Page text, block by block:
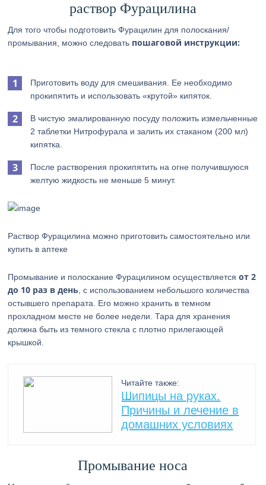
раствор Фурацилина
Для того чтобы подготовить Фурацилин для полоскания/
промывания, можно следовать пошаговой инструкции:
Приготовить воду для смешивания. Ее необходимо
прокипятить и использовать «крутой» кипяток.
В чистую эмалированную посуду положить измельченные
2 таблетки Нитрофурала и залить их стаканом (200 мл)
кипятка.
После растворения прокипятить на огне получившуюся
желтую жидкость не меньше 5 минут.
Раствор Фурацилина можно приготовить самостоятельно или
купить в аптеке
Промывание и полоскание Фурацилином осуществляетсяот 2
до 10 раз в день , с использованием небольшого количества
остывшего препарата. Его можно хранить в темном
прохладном месте не более недели. Тара для хранения
должна быть из темного стекла с плотно прилегающей
крышкой.
Читайте также:
Шипицы на руках.
Причины и лечение в
домашних условиях
Промывание носа